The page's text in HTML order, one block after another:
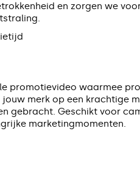
en zorgen we
promotievideo waarmee
merk op een krachtige
gebracht. Geschikt voor
marketingmomenten.